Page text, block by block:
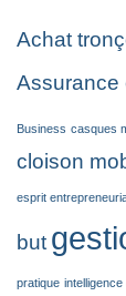
Achat
Assurance
Business casques
cloison
esprit
but
pratique intelligence